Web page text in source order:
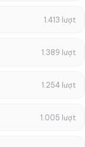
1.413 lượt
1.389 lượt
1.254 lượt
1.005 lượt